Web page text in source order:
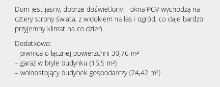
Dom jest jasny, dobrze doświetlony – okna PCV wychodzą na
cztery strony świata, z widokiem na las i ogród, co daje bardzo
przyjemny klimat na co dzień.
Dodatkowo:
– piwnica o łącznej powierzchni 30,76 m²
– garaż w bryle budynku (15,5 m²)
– wolnostojący budynek gospodarczy (24,42 m²)